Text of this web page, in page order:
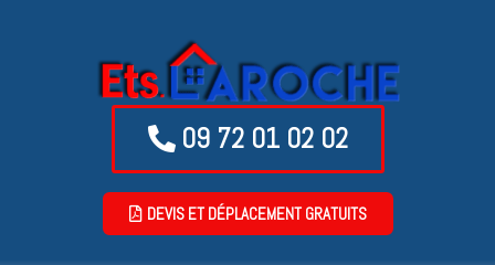
09 72 01 02 02
DEVIS ET DÉPLACEMENT GRATUITS